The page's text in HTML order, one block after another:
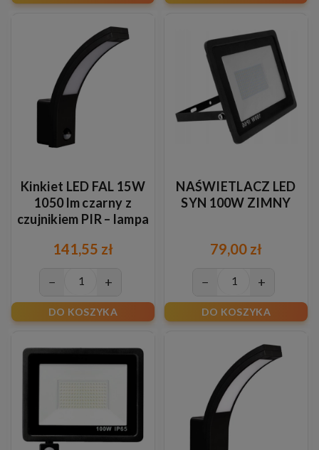
Kinkiet LED FAL 15W
1050 lm czarny z
czujnikiem PIR – lampa
4000K
141,55 zł
− +
DO KOSZYKA
NAŚWIETLACZ LED
SYN 100W ZIMNY
79,00 zł
− +
DO KOSZYKA